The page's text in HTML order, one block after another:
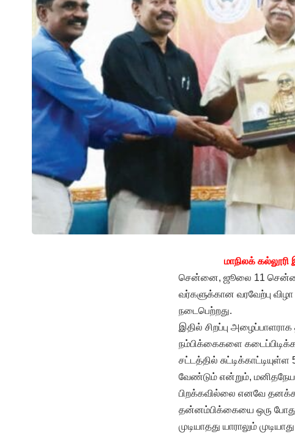
மாநிலக்
சென்னை, ஜூலை 11 சென்னை
வர்களுக்கான வரவேற்பு
நடைபெற்றது.
இதில் சிறப்பு
நம்பிக்கைகளை
சட்டத்தில்
வேண்டும் என்றும்,
பிறக்கவில்லை எனவே
தன்னம்பிக்கையை ஒரு
முடியாதது யாராலும்